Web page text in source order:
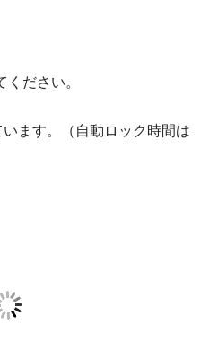
ください。
ます。（自動ロック時間は